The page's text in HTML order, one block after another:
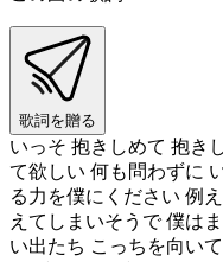
歌詞を贈る
いっそ 抱きしめて 抱き
て欲しい 何も問わずに
る力を僕にください 例
えてしまいそうで 僕は
い出たち こっちを向い